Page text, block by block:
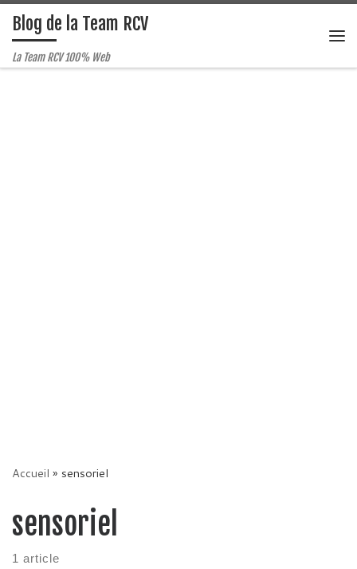
Passer au contenu
Blog de la Team RCV
La Team RCV 100% Web
Accueil » sensoriel
sensoriel
1 article